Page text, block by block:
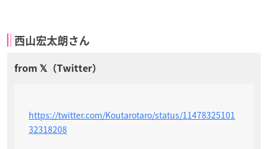
西山宏太朗さん
https://twitter.com/Koutarotaro/status/11478325101
32318208